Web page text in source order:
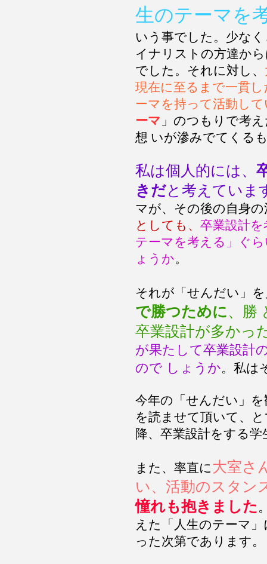
生のテーマを
いう事でした。少な
イナリストの方達か
でした。それに対し、
現在に至るまで一貫
ーマを持って活動し
ーマ 」のつもりで考
想 いが滲みでてくる
私は個人的には、
きだと考えていま
マが、その後の自身
としても、 卒業設計
テーマを考える」ぐ
ょうか。
それが「せんだい」
で勝つために、勝
卒業設計が多かっ
が果たして卒業設計
ので しょうか。私は
今年の「せんだい」
を読ませて頂いて、
降、卒業設計をする
また、率直に大室さ
い、活動のスタン
憧れも抱きました
えた「人生のテーマ
った次第であります。